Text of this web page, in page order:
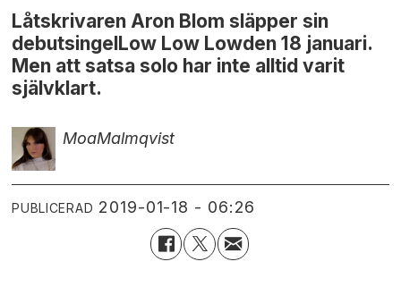
Låtskrivaren Aron Blom släpper sin
debutsingelLow Low Lowden 18 januari.
Men att satsa solo har inte alltid varit
självklart.
MoaMalmqvist
PUBLICERAD 2019-01-18 - 06:26